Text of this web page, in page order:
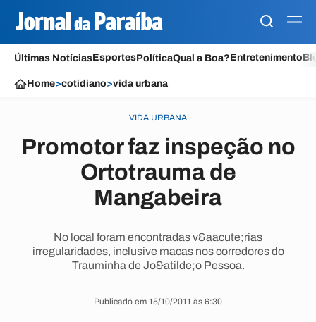
Últimas NotíciasEsportesPolíticaQual a Boa?Entretenimento
Home>cotidiano>vida urbana
VIDA URBANA
Promotor faz inspeção no
Ortotrauma de
Mangabeira
No local foram encontradas v&aacute;rias
irregularidades, inclusive macas nos corredores do
Trauminha de Jo&atilde;o Pessoa.
Publicado em 15/10/2011 às 6:30